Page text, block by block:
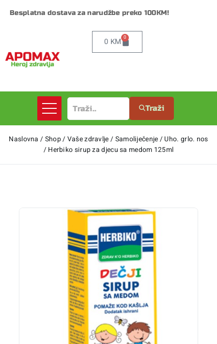
Besplatna dostava za narudžbe preko 100KM!
0 KM 0
Traži
Naslovna /Shop/Vaše zdravlje/Samoliječenje/Uho. grlo. nos
/Herbiko sirup za djecu sa medom 125ml